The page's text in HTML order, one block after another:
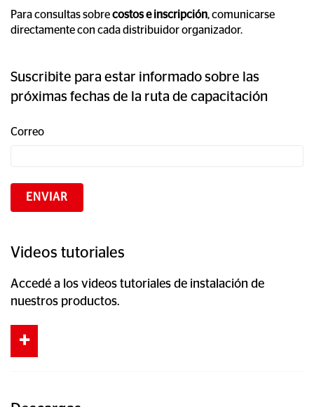
Para consultas sobrecostos e inscripción, comunicarse
directamente con cada distribuidor organizador.
Suscribite para estar informado sobre las
próximas fechas de la ruta de capacitación
Correo
Videos tutoriales
Accedé a los videos tutoriales de instalación de
nuestros productos.
+